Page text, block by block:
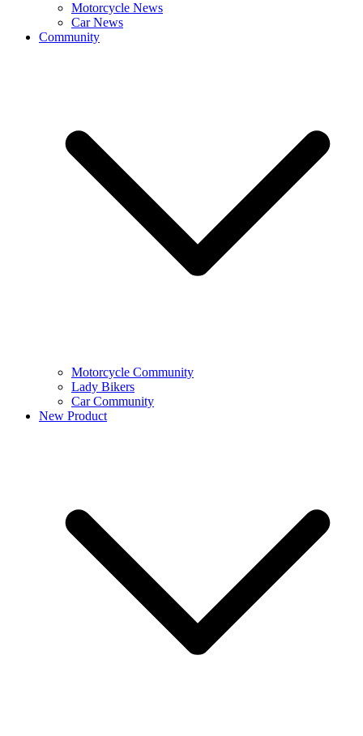
Motorcycle News
Car News
Community
Motorcycle Community
Lady Bikers
Car Community
New Product